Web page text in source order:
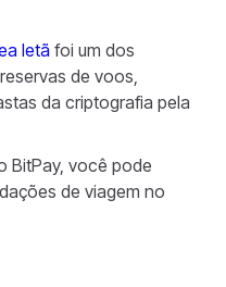
letã foi um dos
de voos,
da criptografia pela
BitPay, você pode
de viagem no